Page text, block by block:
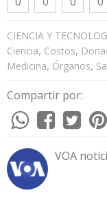
CIENCIA Y
Ciencia, Costos,
Medicina, Órganos,
Compartir por:
VOA